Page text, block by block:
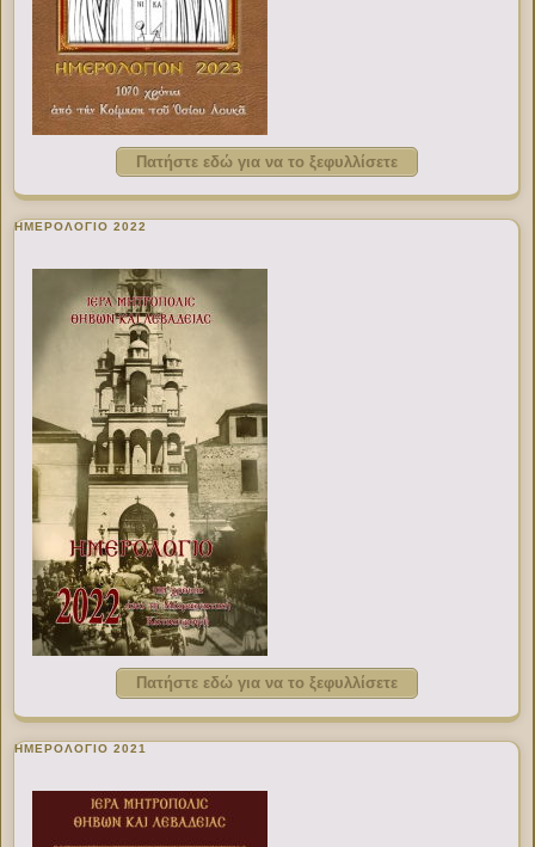
Πατήστε εδώ για να το ξεφυλλίσετε
ΗΜΕΡΟΛΟΓΙΟ 2022
Πατήστε εδώ για να το ξεφυλλίσετε
ΗΜΕΡΟΛΟΓΙΟ 2021